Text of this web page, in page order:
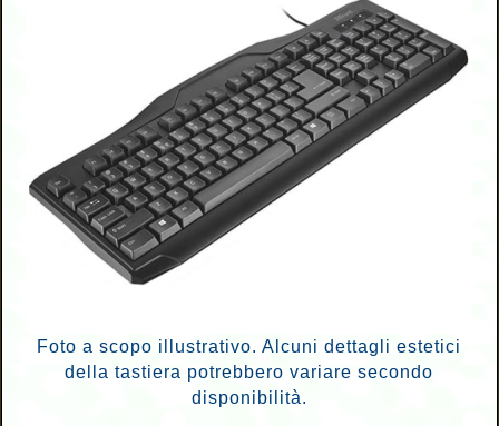
Foto a scopo illustrativo. Alcuni dettagli estetici
della tastiera potrebbero variare secondo
disponibilità.